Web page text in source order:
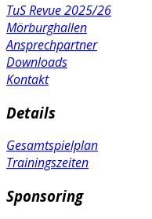
TuS Revue 2025/26
Mörburghallen
Ansprechpartner
Downloads
Kontakt
Details
Gesamtspielplan
Trainingszeiten
Sponsoring